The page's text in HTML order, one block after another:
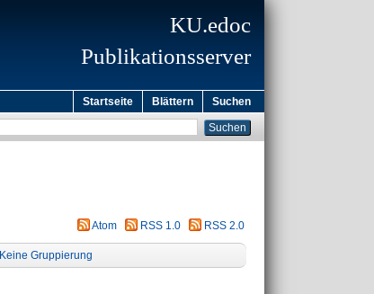
KU.edoc
Publikationsserver
Startseite Blättern Suchen
Atom RSS 1.0 RSS 2.0
Keine Gruppierung